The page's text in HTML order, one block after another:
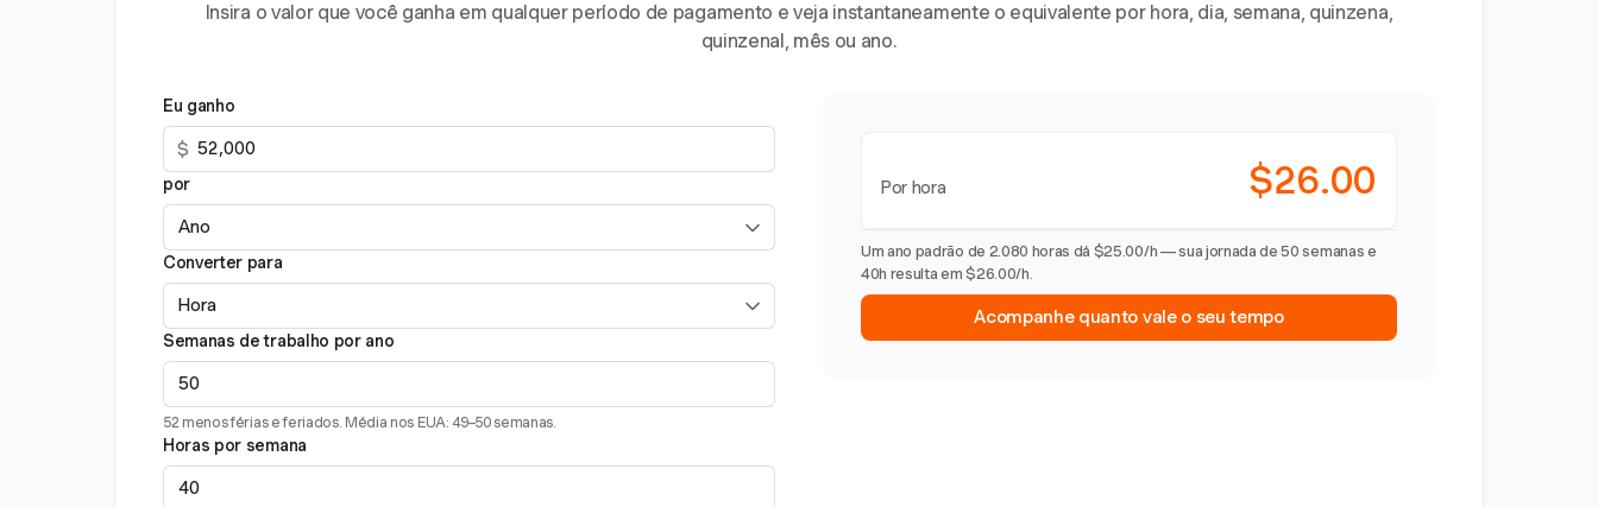
Insira o valor que você ganha em qualquer período de pagamento e veja instantaneamente o equivalente por hora, dia, semana, quinzena,
quinzenal, mês ou ano.
Eu ganho
$
por
Converter para
Semanas de trabalho por ano
52 menos férias e feriados. Média nos EUA: 49–50 semanas.
Horas por semana
Por hora $26.00
Um ano padrão de 2.080 horas dá $25.00/h — sua jornada de 50 semanas e
40h resulta em $26.00/h.
Acompanhe quanto vale o seu tempo